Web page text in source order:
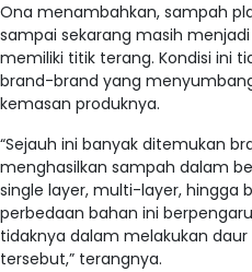
Ona menambahkan, sampah
sampai sekarang masih
memiliki titik terang. Kondisi ini
brand-brand yang
kemasan produknya.
“Sejauh ini banyak ditemukan
menghasilkan sampah dalam
single layer, multi-layer, hingga
perbedaan bahan ini
tidaknya dalam melakukan
tersebut,” terangnya.